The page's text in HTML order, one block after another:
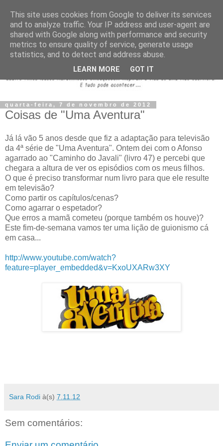
quarta-feira, 7 de novembro de 2012
Coisas de "Uma Aventura"
Já lá vão 5 anos desde que fiz a adaptação para televisão
da 4ª série de "Uma Aventura". Ontem dei com o Afonso
agarrado ao "Caminho do Javali" (livro 47) e percebi que
chegara a altura de ver os episódios com os meus filhos.
O que é preciso transformar num livro para que ele resulte
em televisão?
Como partir os capítulos/cenas?
Como agarrar o espetador?
Que erros a mamã cometeu (porque também os houve)?
Este fim-de-semana vamos ter uma lição de guionismo cá
em casa...
http://www.youtube.com/watch?
feature=player_embedded&v=KxoUXARw3XY
Sara Rodi à(s) 7.11.12
Sem comentários:
This site uses cookies from Google to deliver its services
and to analyze traffic. Your IP address and user-agent are
shared with Google along with performance and security
metrics to ensure quality of service, generate usage
statistics, and to detect and address abuse.
LEARN MORE GOT IT